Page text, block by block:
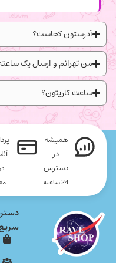
آدرستون کجاست؟
من تهرانم و ارسال یک
ساعت کاریتون؟
همیشه
در
دسترس
24 ساعته